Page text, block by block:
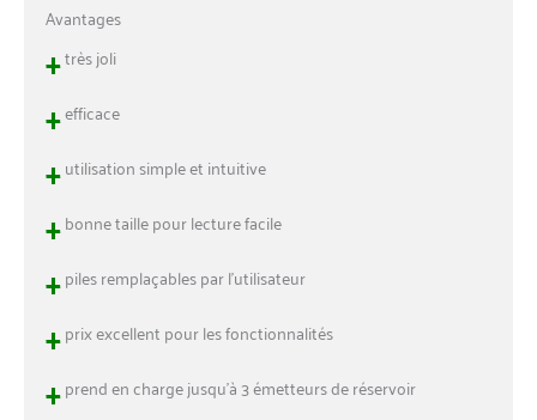
Avantages
+très joli
+efficace
+utilisation simple et intuitive
+bonne taille pour lecture facile
+piles remplaçables par l’utilisateur
+prix excellent pour les fonctionnalités
+prend en charge jusqu’à 3 émetteurs de réservoir